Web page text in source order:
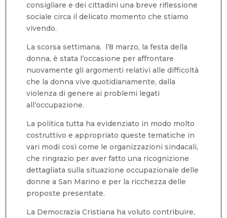
consigliare e dei cittadini una breve riflessione
sociale circa il delicato momento che stiamo
vivendo.
La scorsa settimana, l’8 marzo, la festa della
donna, è stata l’occasione per affrontare
nuovamente gli argomenti relativi alle difficoltà
che la donna vive quotidianamente, dalla
violenza di genere ai problemi legati
all’occupazione.
La politica tutta ha evidenziato in modo molto
costruttivo e appropriato queste tematiche in
vari modi così come le organizzazioni sindacali,
che ringrazio per aver fatto una ricognizione
dettagliata sulla situazione occupazionale delle
donne a San Marino e per la ricchezza delle
proposte presentate.
La Democrazia Cristiana ha voluto contribuire,